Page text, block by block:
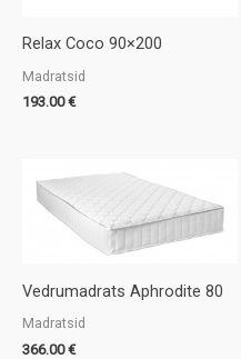
Relax Coco 90×200
Madratsid
193.00€
Vedrumadrats Aphrodite 80
Madratsid
366.00€